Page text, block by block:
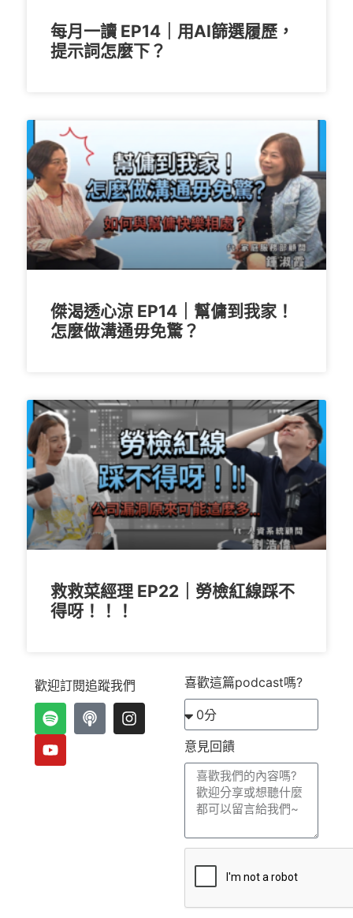
每月一讀 EP14｜用AI篩選履歷，
提示詞怎麼下？
傑渴透心涼 EP14｜幫傭到我家！
怎麼做溝通毋免驚？
救救菜經理 EP22｜勞檢紅線踩不
得呀！！！
歡迎訂閱追蹤我們 喜歡這篇podcast嗎?
意見回饋